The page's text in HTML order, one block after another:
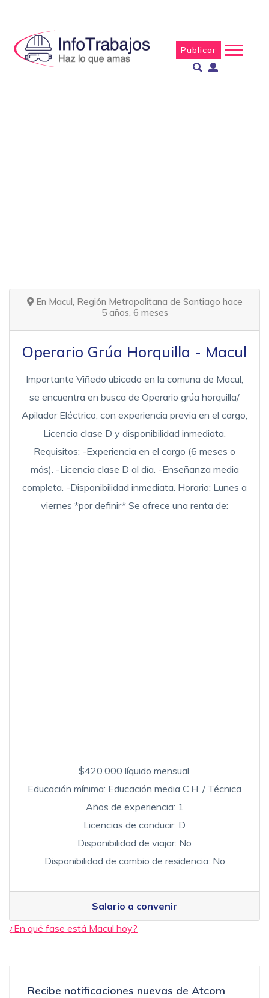
Publicar
En Macul, Región Metropolitana de Santiago hace
5 años, 6 meses
Operario Grúa Horquilla - Macul
Importante Viñedo ubicado en la comuna de Macul,
se encuentra en busca de Operario grúa horquilla/
Apilador Eléctrico, con experiencia previa en el cargo,
Licencia clase D y disponibilidad inmediata.
Requisitos: -Experiencia en el cargo (6 meses o
más). -Licencia clase D al día. -Enseñanza media
completa. -Disponibilidad inmediata. Horario: Lunes a
viernes *por definir* Se ofrece una renta de:
$420.000 líquido mensual.
Educación mínima: Educación media C.H. / Técnica
Años de experiencia: 1
Licencias de conducir: D
Disponibilidad de viajar: No
Disponibilidad de cambio de residencia: No
Salario a convenir
¿En qué fase está Macul hoy?
Recibe notificaciones nuevas de Atcom